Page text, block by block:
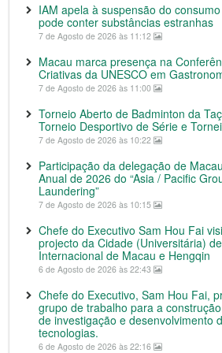
IAM apela à suspensão do
pode conter substâncias estranhas
7 de Agosto de 2026 às 11:12
Macau marca presença na
Criativas da UNESCO em
7 de Agosto de 2026 às 11:00
Torneio Aberto de Badminton da
Torneio Desportivo de Série e
7 de Agosto de 2026 às 10:22
Participação da delegação de
Anual de 2026 do “Asia / Pacific
Laundering”
7 de Agosto de 2026 às 10:15
Chefe do Executivo Sam Hou Fai
projecto da Cidade (Universitária)
Internacional de Macau e Hengqin
6 de Agosto de 2026 às 22:43
Chefe do Executivo, Sam Hou Fai,
grupo de trabalho para a
de investigação e desenvolvimento
tecnologias.
6 de Agosto de 2026 às 22:16